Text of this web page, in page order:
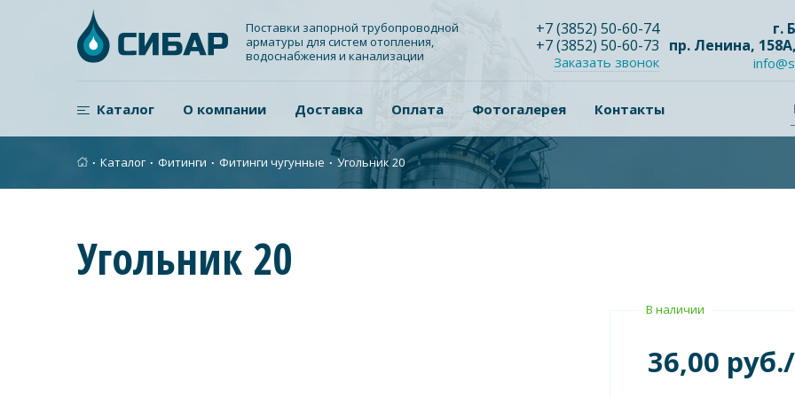
Поставки запорной трубопроводной
арматуры для систем отопления,
водоснабжения и канализации
+7(3852) 50-60-74
+7(3852) 50-60-73
Заказать звонок
г.
пр. Ленина,
Каталог О компании Доставка Оплата Фотогалерея Контакты
∙ Каталог ∙ Фитинги ∙ Фитинги чугунные ∙ Угольник 20
Угольник 20
В наличии
36,00